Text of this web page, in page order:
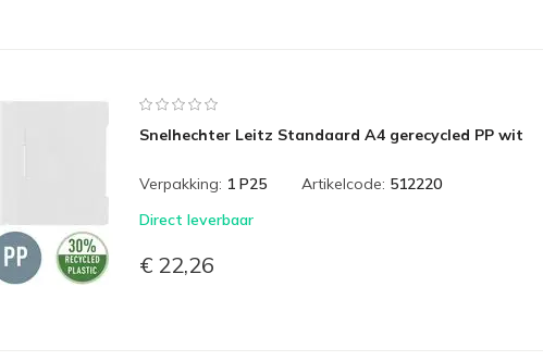
Snelhechter Leitz Standaard A4 gerecycled PP wit
Verpakking: 1 P25 Artikelcode: 512220
Direct leverbaar
€ 22,26